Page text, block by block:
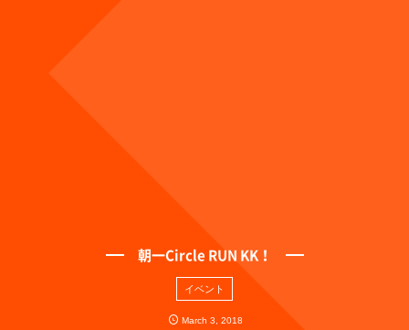
朝一Circle RUN KK！
イベント
March 3 2018